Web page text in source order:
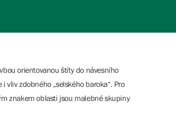
orientovanou štíty do návesního
vliv zdobného „selského baroka“. Pro
znakem oblasti jsou malebné skupiny